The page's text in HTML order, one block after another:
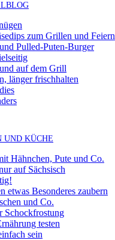
zum Grillen und Feiern
Pulled-Puten-Burger
auf dem Grill
länger frischhalten
UND KÜCHE
Hähnchen, Pute und Co.
auf Sächsisch
etwas Besonderes zaubern
und Co.
Schockfrostung
testen
sein